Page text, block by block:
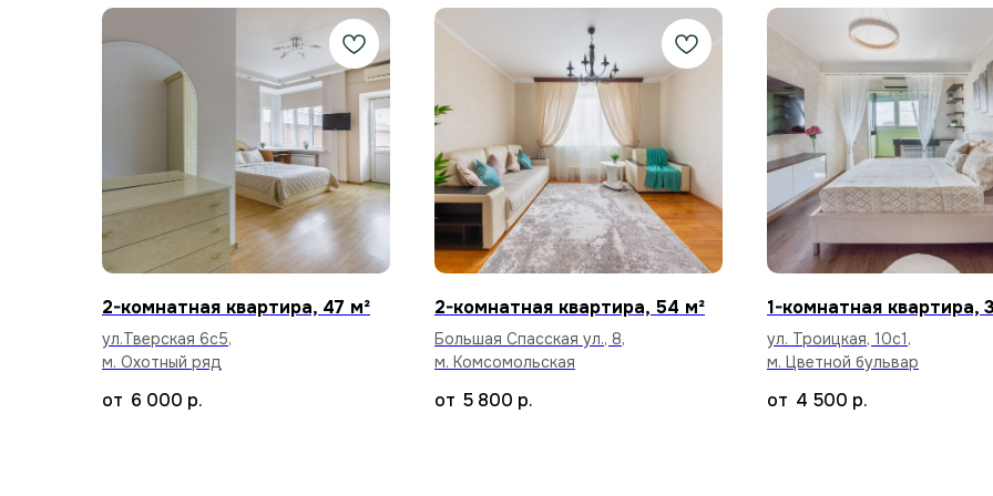
2-комнатная квартира, 47 м²
ул.Тверская 6с5,
м. Охотный ряд
6 000 р.
2-комнатная квартира, 54 м²
Большая Спасская ул., 8,
м. Комсомольская
5 800 р.
1-комнатная квартира,
ул. Троицкая, 10с1,
м. Цветной бульвар
4 500 р.